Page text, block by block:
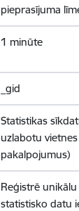
pieprasījuma
1 minūte
_gid
Statistikas
uzlabotu
pakalpojumus)
Reģistrē
statistisko datu